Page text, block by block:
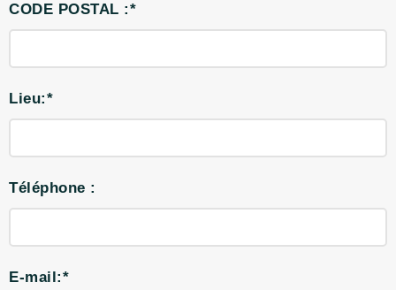
CODE POSTAL :*
Lieu:*
Téléphone :
E-mail:*